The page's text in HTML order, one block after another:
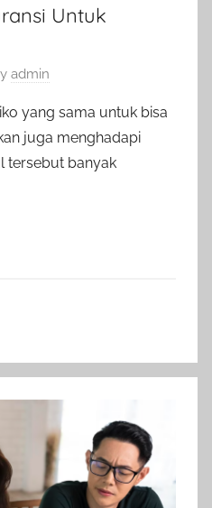
Untuk
admin
yang sama untuk bisa
juga menghadapi
tersebut banyak